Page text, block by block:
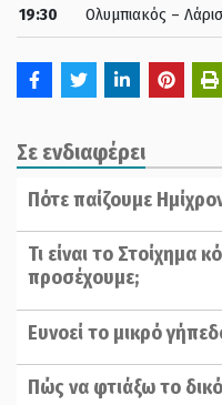
19:30 Ολυμπιακός –
Σε ενδιαφέρει
Πότε παίζουμε
Τι είναι το Στοίχημα
προσέχουμε;
Ευνοεί το μικρό
Πώς να φτιάξω το